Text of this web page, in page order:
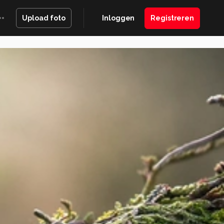
Upload foto Inloggen Registreren